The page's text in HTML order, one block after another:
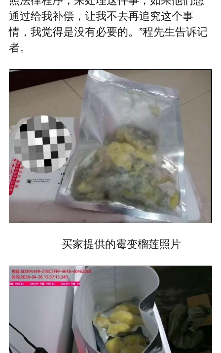
通过给我补偿，让我不去再追究这个事
情，我觉得是没有必要的。”程先生告诉记
者。
买家提供的霉变榴莲照片